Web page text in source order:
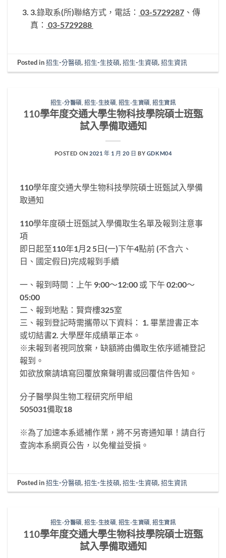
3.錄取系(所)聯絡方式，電話： 03-5729287、傳
真： 03-5729288
Posted in招生-分醫碩,招生-生技碩,招生-生資碩,招生資訊
招生-分醫碩 ,招生-生技碩 招生-生資碩 ,招生資訊
110學年度交通大學生物科技學院碩士班甄
試入學備取通知
POSTED ON2021 年 1 月 20 日 BY GDKM04
110學年度交通大學生物科技學院碩士班甄試入學備
取通知
110學年度碩士班甄試入學備取生名單及報到注意事
項
即日起至110年1月2 5日(一)下午4點前 (不含六、
日、國定假日)完成報到手續
一、報到時間：上午 9:00～12:00 或 下午 02:00～
05:00
二、報到地點：賢齊樓325室
三、報到登記時需攜帶以下資料： 1. 畢業證書正本
或切結書2. 大學歷年成績單正本。
※未報到者視同放棄，缺額將由備取生依序遞補登記
報到。
如欲放棄請填寫回覆放棄聲明書或回覆信件告知。
分子醫學與生物工程研究所甲組
505031備取18
※為了加速本系遞補作業，將不另寄通知單！請自行
查詢本系網頁公告，以免權益受損。
Posted in招生-分醫碩,招生-生技碩,招生-生資碩,招生資訊
招生-分醫碩 ,招生-生技碩 招生-生資碩 ,招生資訊
110學年度交通大學生物科技學院碩士班甄
試入學備取通知